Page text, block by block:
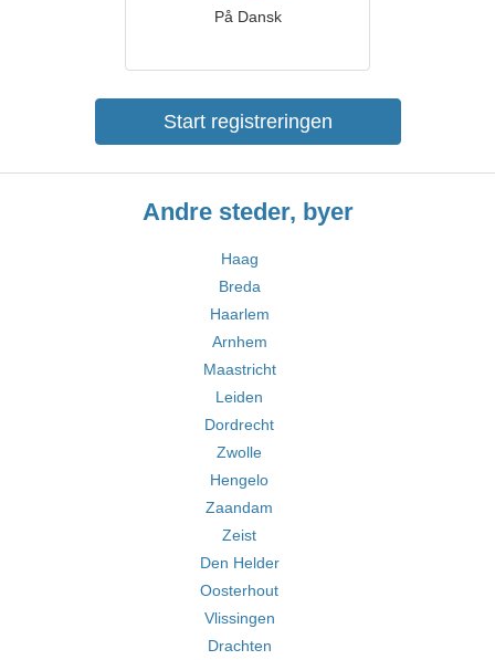
På Dansk
Start registreringen
Andre steder, byer
Haag
Breda
Haarlem
Arnhem
Maastricht
Leiden
Dordrecht
Zwolle
Hengelo
Zaandam
Zeist
Den Helder
Oosterhout
Vlissingen
Drachten